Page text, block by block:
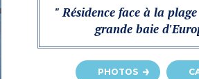
" Résidence face à la
grande baie
PHOTOS